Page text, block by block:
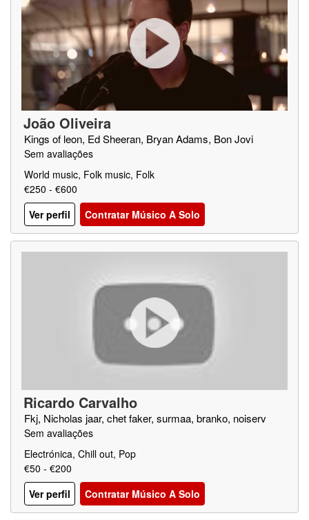
João Oliveira
Kings of leon, Ed Sheeran, Bryan Adams, Bon Jovi
Sem avaliações
World music, Folk music, Folk
€250 - €600
Ver perfil
Contratar Músico A Solo
Ricardo Carvalho
Fkj, Nicholas jaar, chet faker, surmaa, branko, noiserv
Sem avaliações
Electrónica, Chill out, Pop
€50 - €200
Ver perfil
Contratar Músico A Solo